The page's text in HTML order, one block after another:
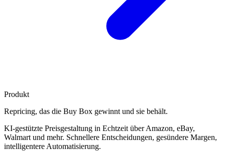
Produkt
Repricing, das die Buy Box gewinnt und sie behält.
KI-gestützte Preisgestaltung in Echtzeit über Amazon, eBay,
Walmart und mehr. Schnellere Entscheidungen, gesündere Margen,
intelligentere Automatisierung.